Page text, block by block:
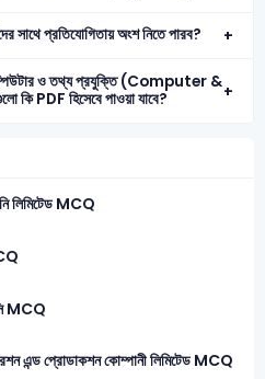
সাথে প্রতিযোগিতায় অংশ নিতে পারব?
(Computer &
PDF হিসেবে পাওয়া যাবে?
লিমিটেড MCQ
MCQ
এন্ড প্রোডাকশন কোম্পানী লিমিটেড MCQ